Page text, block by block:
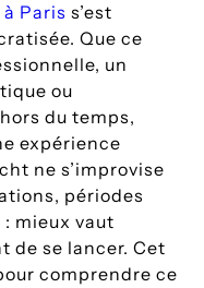
Paris s’est
Que ce
un
ou
du temps,
expérience
ne s’improvise
périodes
mieux vaut
de se lancer. Cet
comprendre ce